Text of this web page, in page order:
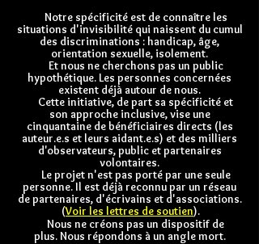
Notre spécificité est de connaître les
situations d'invisibilité qui naissent du cumul
des discriminations : handicap, âge,
orientation sexuelle, isolement.
Et nous ne cherchons pas un public
hypothétique. Les personnes concernées
existent déjà autour de nous.
Cette initiative, de part sa spécificité et
son approche inclusive, vise une
cinquantaine de bénéficiaires directs (les
auteur.e.s et leurs aidant.e.s) et des milliers
d'observateurs, public et partenaires
volontaires.
Le projet n'est pas porté par une seule
personne. Il est déjà reconnu par un réseau
de partenaires, d'écrivains et d'associations.
(Voir les lettres de soutien).
Nous ne créons pas un dispositif de
plus.Nous répondons à un angle mort.